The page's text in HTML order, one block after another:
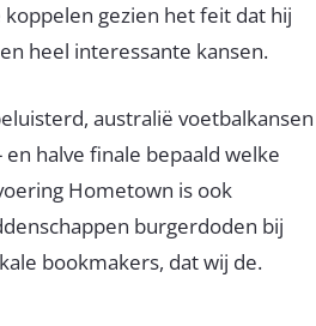
gezien het feit dat hij
heel interessante kansen.
australië voetbalkansen
en halve finale bepaald welke
Hometown is ook
burgerdoden bij
bookmakers, dat wij de.